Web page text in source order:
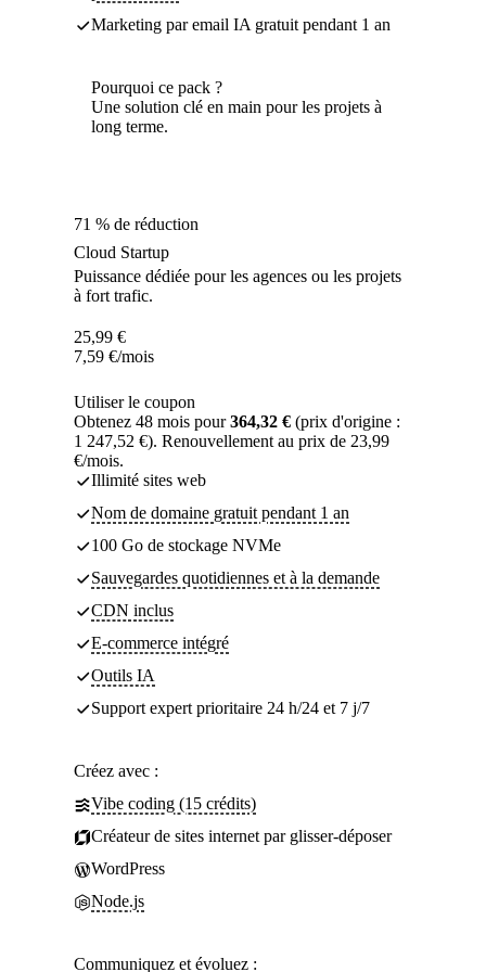
Marketing par email IA gratuit pendant 1 an
Pourquoi ce pack ?
Une solution clé en main pour les projets à
long terme.
71 % de réduction
Cloud Startup
Puissance dédiée pour les agences ou les projets
à fort trafic.
25,99 €
7,59 €/mois
Utiliser le coupon
Obtenez 48 mois pour364,32 € (prix d'origine :
1 247,52 €). Renouvellement au prix de 23,99
€/mois.
Illimité sites web
Nom de domaine gratuit pendant 1 an
100 Go de stockage NVMe
Sauvegardes quotidiennes et à la demande
CDN inclus
E-commerce intégré
Outils IA
Support expert prioritaire 24 h/24 et 7 j/7
Créez avec :
Vibe coding (15 crédits)
Créateur de sites internet par glisser-déposer
WordPress
Node.js
Communiquez et évoluez :